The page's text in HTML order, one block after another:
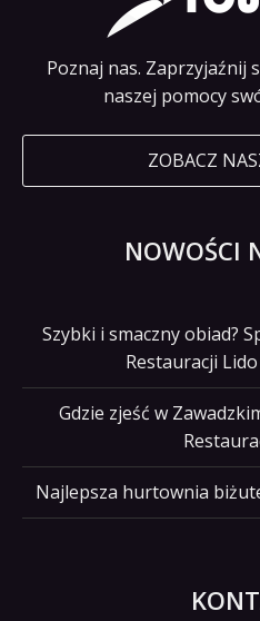
Poznaj nas. Zaprzyjaźnij
naszej pomocy
ZOBACZ
NOWOŚCI
Szybki i smaczny obiad?
Restauracji
Gdzie zjeść w
Najlepsza hurtownia